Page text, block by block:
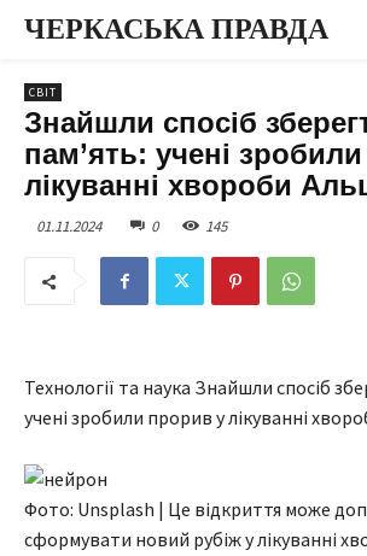
ЧЕРКАСЬКА ПРАВДА
СВІТ
Знайшли спосіб
пам’ять: учені
лікуванні хвороби
01.11.2024 0 145
Технології та наука Знайшли спосіб
учені зробили прорив у лікуванні
Фото: Unsplash | Це відкриття може
сформувати новий рубіж у лікуванні